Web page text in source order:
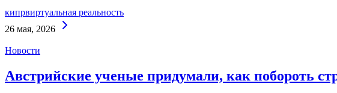
кипрвиртуальная реальность
26 мая, 2026
Новости
Австрийские ученые придумали, как побороть